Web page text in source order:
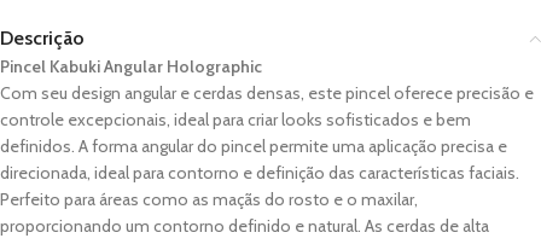
Descrição
Pincel Kabuki Angular Holographic
Com seu design angular e cerdas densas, este pincel oferece precisão e
controle excepcionais, ideal para criar looks sofisticados e bem
definidos. A forma angular do pincel permite uma aplicação precisa e
direcionada, ideal para contorno e definição das características faciais.
Perfeito para áreas como as maçãs do rosto e o maxilar,
proporcionando um contorno definido e natural. As cerdas de alta